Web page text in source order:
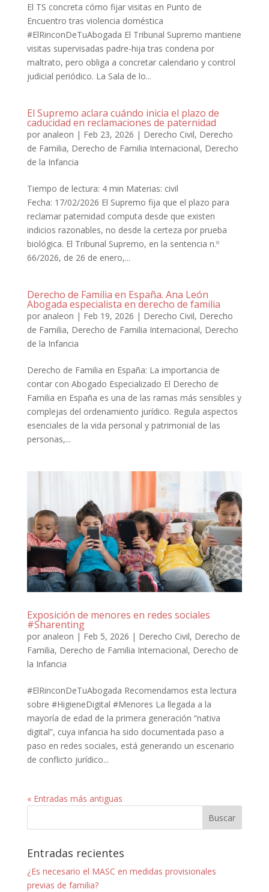
El TS concreta cómo fijar visitas en Punto de
Encuentro tras violencia doméstica
#ElRinconDeTuAbogada El Tribunal Supremo mantiene
visitas supervisadas padre-hija tras condena por
maltrato, pero obliga a concretar calendario y control
judicial periódico. La Sala de lo...
El Supremo aclara cuándo inicia el plazo de
caducidad en reclamaciones de paternidad
por analeon | Feb 23, 2026 | Derecho Civil, Derecho
de Familia, Derecho de Familia Internacional, Derecho
de la Infancia
Tiempo de lectura: 4 min Materias: civil
Fecha: 17/02/2026 El Supremo fija que el plazo para
reclamar paternidad computa desde que existen
indicios razonables, no desde la certeza por prueba
biológica. El Tribunal Supremo, en la sentencia n.º
66/2026, de 26 de enero,...
Derecho de Familia en España. Ana León
Abogada especialista en derecho de familia
por analeon | Feb 19, 2026 | Derecho Civil, Derecho
de Familia, Derecho de Familia Internacional, Derecho
de la Infancia
Derecho de Familia en España: La importancia de
contar con Abogado Especializado El Derecho de
Familia en España es una de las ramas más sensibles y
complejas del ordenamiento jurídico. Regula aspectos
esenciales de la vida personal y patrimonial de las
personas,...
Exposición de menores en redes sociales
#Sharenting
por analeon | Feb 5, 2026 | Derecho Civil, Derecho de
Familia, Derecho de Familia Internacional, Derecho de
la Infancia
#ElRinconDeTuAbogada Recomendamos esta lectura
sobre #HigieneDigital #Menores La llegada a la
mayoría de edad de la primera generación “nativa
digital”, cuya infancia ha sido documentada paso a
paso en redes sociales, está generando un escenario
de conflicto jurídico...
« Entradas más antiguas
Entradas recientes
¿Es necesario el MASC en medidas provisionales
previas de familia?